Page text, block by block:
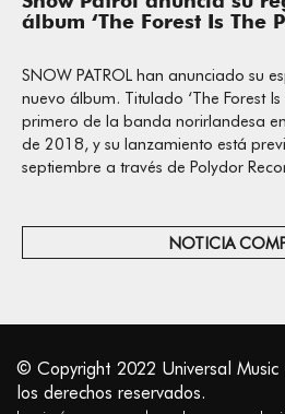
álbum ‘The Forest Is The
SNOW PATROL han anunciado su
nuevo álbum. Titulado ‘The Forest Is
primero de la banda norirlandesa en
de 2018, y su lanzamiento está
septiembre a través de Polydor
NOTICIA
© Copyright 2022 Universal Music
los derechos reservados.